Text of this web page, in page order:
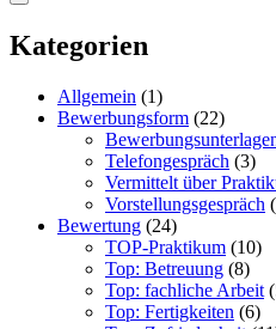
Kategorien
Allgemein (1)
Bewerbungsform (22)
Telefongespräch (3)
Vermittelt über
Vorstellungsgespräch
Bewertung (24)
TOP-Praktikum (10)
Top: Betreuung (8)
Top: fachliche Arbeit
Top: Fertigkeiten (6)